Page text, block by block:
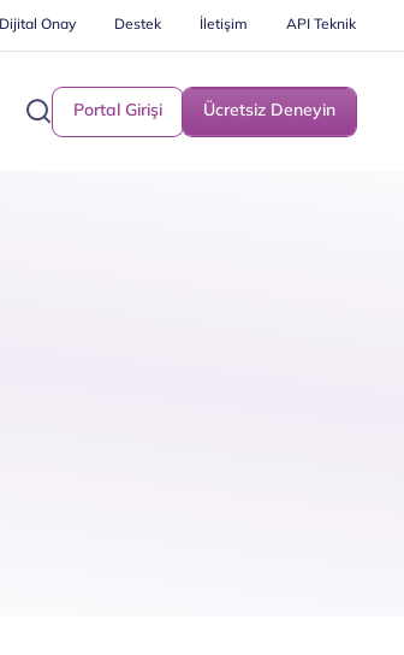
Dijital Onay Destek İletişim API Teknik
Portal Girişi Ücretsiz Deneyin